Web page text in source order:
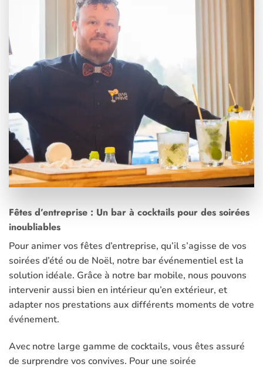
Fêtes d’entreprise : Un bar à cocktails pour des soirées
inoubliables
Pour animer vos fêtes d’entreprise, qu’il s’agisse de vos
soirées d’été ou de Noël, notre bar événementielest la
solution idéale. Grâce à notre bar mobile, nous pouvons
intervenir aussi bien en intérieur qu’en extérieur, et
adapter nos prestations aux différents moments de votre
événement.
Avec notre large gamme de cocktails, vous êtes assuré
de surprendre vos convives. Pour une soirée